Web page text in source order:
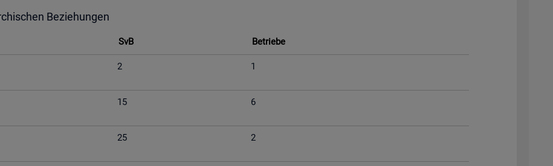
Be­zie­hun­gen
SvB Be­trie­be
2 1
15 6
25 2